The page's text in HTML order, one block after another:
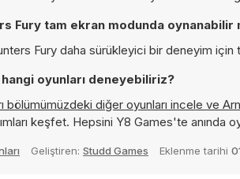
Fury tam ekran modunda oynanabilir
Fury daha sürükleyici bir deneyim için
oyunları deneyebiliriz?
bölümümüzdeki diğer oyunları incele ve
keşfet. Hepsini Y8 Games'te anında
Geliştiren: Studd Games Eklenme tarihi